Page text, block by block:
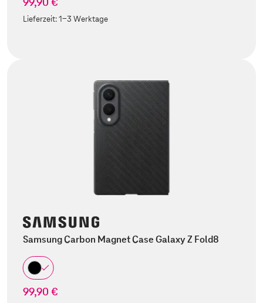
Lieferzeit:1-3 Werktage
Samsung Carbon Magnet Case Galaxy Z Fold8
99,90 €